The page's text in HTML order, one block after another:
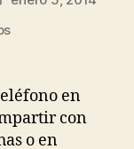
en
con
o en